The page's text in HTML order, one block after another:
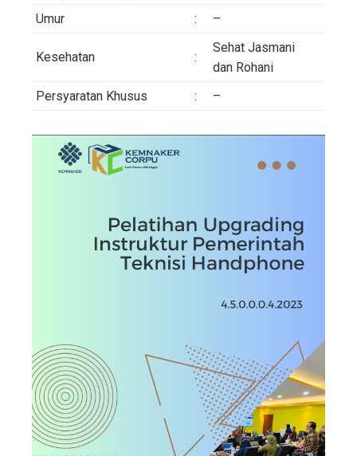
Umur
: –
Kesehatan :
Sehat Jasmani
dan Rohani
Persyaratan Khusus
: –